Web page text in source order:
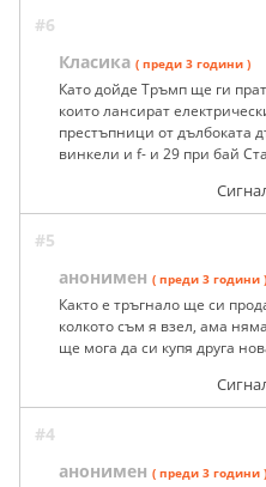
#6
Класика ( преди 3 години )
Като дойде Тръмп ще ги
които лансират
престъпници от дълбоката
винкели и f- и 29 при бай
#5
анонимен ( преди 3 години )
Както е тръгнало ще си
колкото съм я взел, ама
ще мога да си купя друга
#4
анонимен ( преди 3 години )